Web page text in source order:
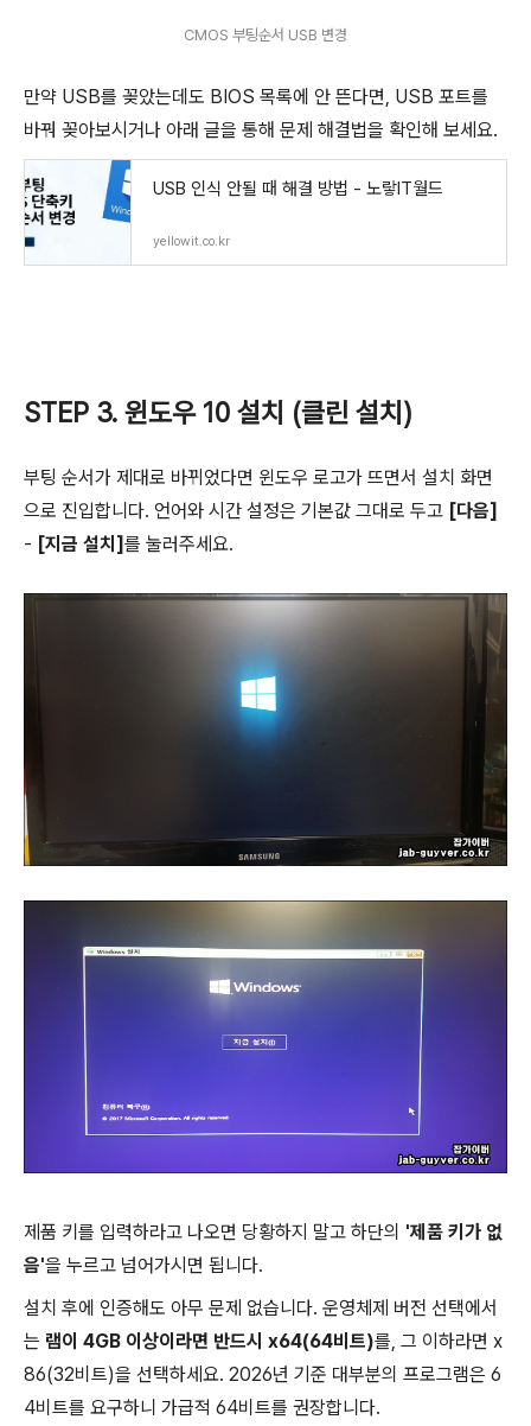
CMOS 부팅순서 USB 변경
만약 USB를 꽂았는데도 BIOS 목록에 안 뜬다면, USB 포트를
바꿔 꽂아보시거나 아래 글을 통해 문제 해결법을 확인해 보세요.
USB 인식 안될 때 해결 방법 - 노랗IT월드
yellowit.co.kr
STEP 3. 윈도우 10 설치 (클린 설치)
부팅 순서가 제대로 바뀌었다면 윈도우 로고가 뜨면서 설치 화면
으로 진입합니다. 언어와 시간 설정은 기본값 그대로 두고 [다음]
- [지금 설치]를 눌러주세요.
제품 키를 입력하라고 나오면 당황하지 말고 하단의 '제품 키가 없
음'을 누르고 넘어가시면 됩니다.
설치 후에 인증해도 아무 문제 없습니다. 운영체제 버전 선택에서
는 램이 4GB 이상이라면 반드시 x64(64비트)를, 그 이하라면 x
86(32비트)을 선택하세요. 2026년 기준 대부분의 프로그램은 6
4비트를 요구하니 가급적 64비트를 권장합니다.